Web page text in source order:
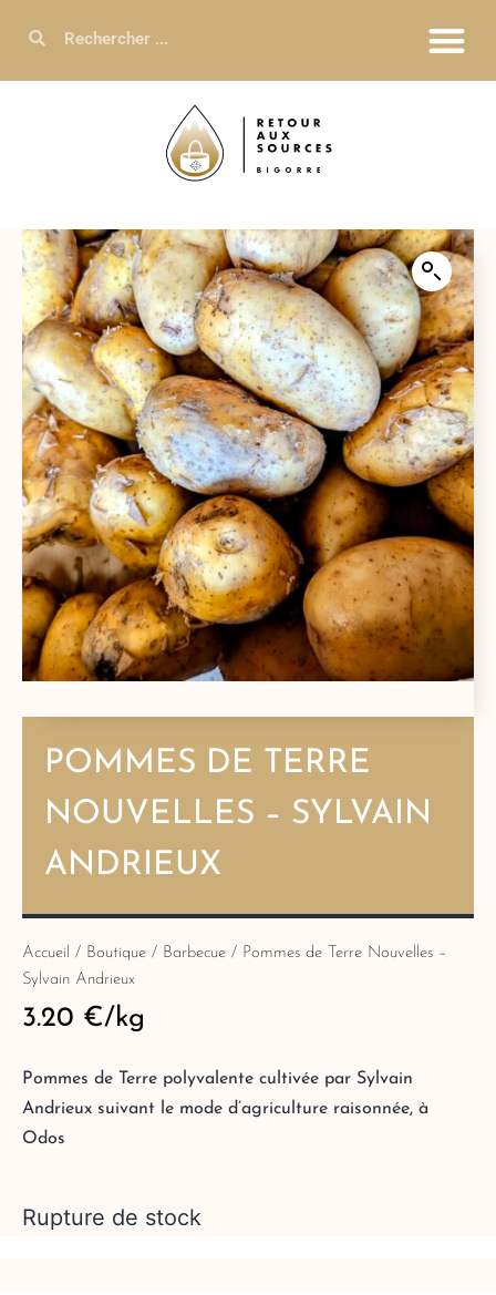
POMMES DE TERRE
NOUVELLES – SYLVAIN
ANDRIEUX
Accueil / Boutique / Barbecue / Pommes de Terre Nouvelles –
Sylvain Andrieux
3.20 €/kg
Pommes de Terre polyvalente cultivée par Sylvain
Andrieux suivant le mode d’agriculture raisonnée, à
Odos
Rupture de stock